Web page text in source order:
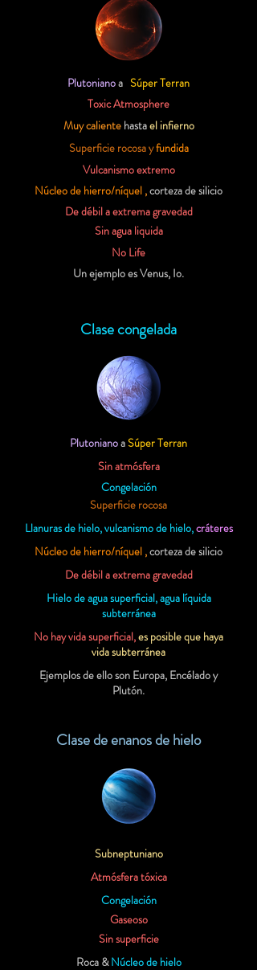
Plutonianoa Súper Terran
Toxic Atmosphere
Muy caliente hastael infierno
Superficie rocosa yfundida
Vulcanismo extremo
Núcleo de hierro/níquel ,corteza de silicio
De débil a extrema gravedad
Sin agua liquida
No Life
Un ejemplo es Venus, Io.
Clase congelada
Plutonianoa Súper Terran
Sin atmósfera
Congelación
Superficie rocosa
Llanuras de hielo, vulcanismo de hielo,cráteres
Núcleo de hierro/níquel ,corteza de silicio
De débil a extrema gravedad
Hielo de agua superficial, agua líquida
subterránea
No hay vida superficial,es posible que haya
vida subterránea
Ejemplos de ello son Europa, Encélado y
Plutón.
Clase de enanos de hielo
Subneptuniano
Atmósfera tóxica
Congelación
Gaseoso
Sin superficie
Roca & Núcleo de hielo